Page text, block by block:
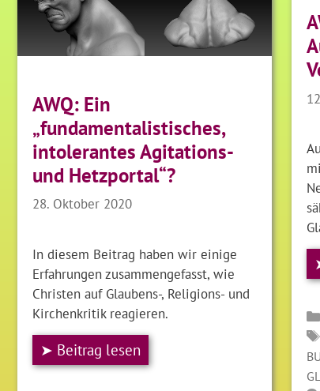
AWQ: Ein
„fundamentalistisches,
intolerantes Agitations-
und Hetzportal“?
28. Oktober 2020
In diesem Beitrag haben wir einige
Erfahrungen zusammengefasst, wie
Christen auf Glaubens-, Religions- und
Kirchenkritik reagieren.
➤ Beitrag lesen